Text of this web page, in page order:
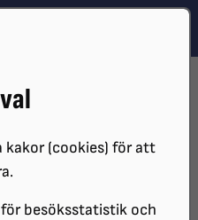
kakor (cookies) för att
besöksstatistik och
till